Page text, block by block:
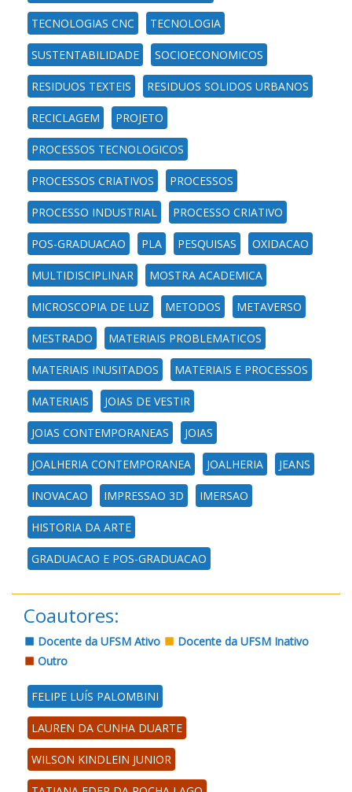
TECNOLOGIAS CNC TECNOLOGIA
SUSTENTABILIDADE SOCIOECONOMICOS
RESIDUOS TEXTEIS RESIDUOS SOLIDOS URBANOS
RECICLAGEM PROJETO
PROCESSOS TECNOLOGICOS
PROCESSOS CRIATIVOS PROCESSOS
PROCESSO INDUSTRIAL PROCESSO CRIATIVO
POS-GRADUACAO PLA PESQUISAS OXIDACAO
MULTIDISCIPLINAR MOSTRA ACADEMICA
MICROSCOPIA DE LUZ METODOS METAVERSO
MESTRADO MATERIAIS PROBLEMATICOS
MATERIAIS INUSITADOS MATERIAIS E PROCESSOS
MATERIAIS JOIAS DE VESTIR
JOIAS CONTEMPORANEAS JOIAS
JOALHERIA CONTEMPORANEA JOALHERIA JEANS
INOVACAO IMPRESSAO 3D IMERSAO
HISTORIA DA ARTE
GRADUACAO E POS-GRADUACAO
Coautores:
Docente da UFSM Ativo
Docente da UFSM Inativo
Outro
FELIPE LUÍS PALOMBINI
LAUREN DA CUNHA DUARTE
WILSON KINDLEIN JUNIOR